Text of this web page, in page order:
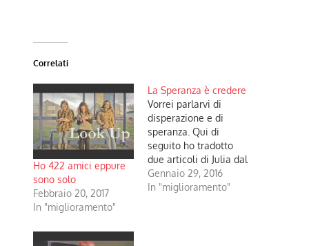
Correlati
Ho 422 amici eppure
sono solo
Febbraio 20, 2017
In "miglioramento"
La Speranza è credere
Vorrei parlarvi di
disperazione e di
speranza. Qui di
seguito ho tradotto
due articoli di Julia dal
suo blog
https://
Gennaio 29, 2016
In "miglioramento"